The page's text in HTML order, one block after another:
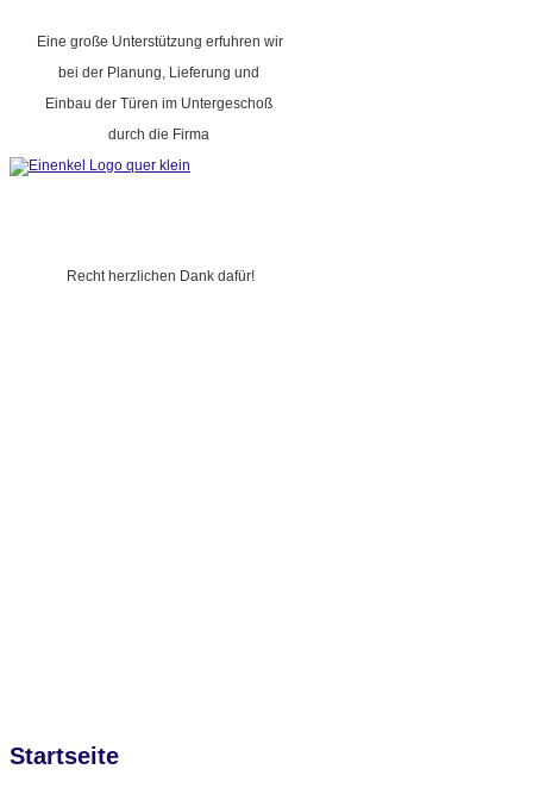
Eine große Unterstützung erfuhren wir
bei der Planung, Lieferung und
Einbau der Türen im Untergeschoß
durch die Firma
Recht herzlichen Dank dafür!
Startseite